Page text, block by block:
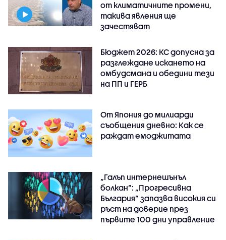
от климатичните промени,
такива явления ще
зачестяват
Бюджет 2026: КС допусна за
разглеждане искането на
омбудсмана и обедини тези
на ПП и ГЕРБ
От Япония до милиарди
съобщения дневно: Как се
раждат емоджитата
„Галъп интернешънъл
болкан“: „Прогресивна
България“ запазва високия си
ръст на доверие през
първите 100 дни управление